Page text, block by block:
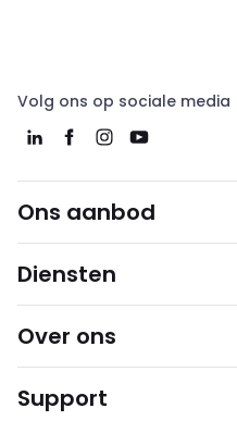
Volg ons op sociale media
Ons aanbod
Diensten
Over ons
Support